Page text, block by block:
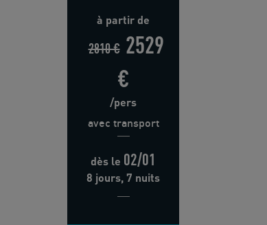
à partir de
2810 € 2529
€
/pers
avec transport
dès le 02/01
8 jours, 7 nuits